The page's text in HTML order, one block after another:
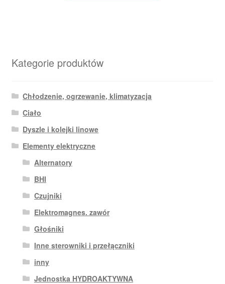
Kategorie produktów
Chłodzenie, ogrzewanie, klimatyzacja
Ciało
Dyszle i kolejki linowe
Elementy elektryczne
Alternatory
BHI
Czujniki
Elektromagnes. zawór
Głośniki
Inne sterowniki i przełączniki
inny
Jednostka HYDROAKTYWNA